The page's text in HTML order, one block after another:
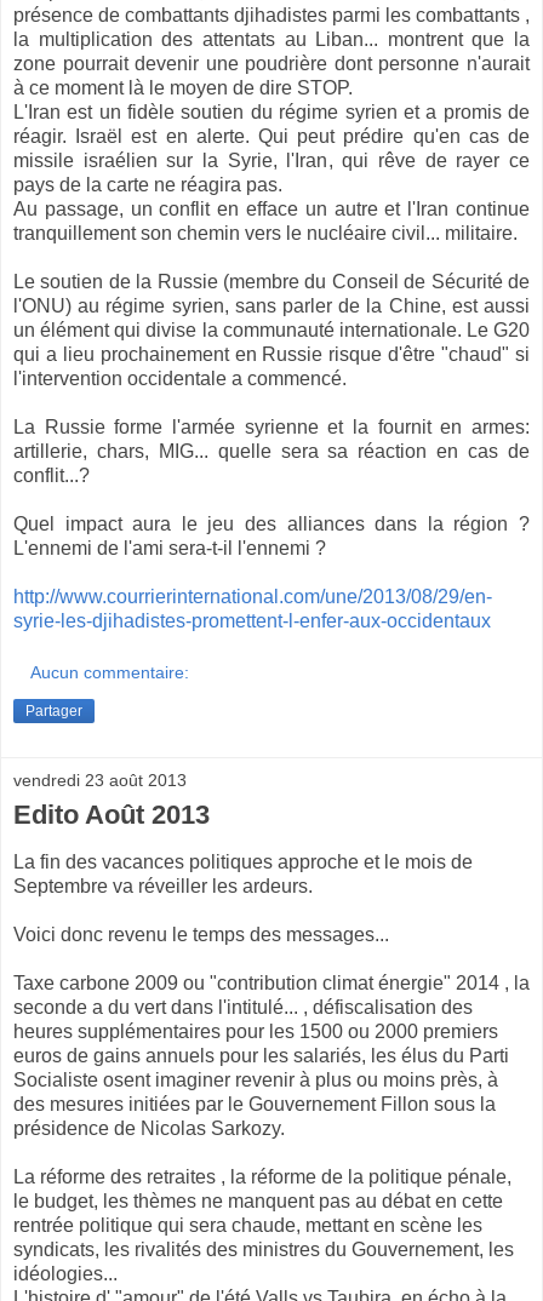
présence de combattants djihadistes parmi les combattants ,
la multiplication des attentats au Liban... montrent que la
zone pourrait devenir une poudrière dont personne n'aurait
à ce moment là le moyen de dire STOP.
L'Iran est un fidèle soutien du régime syrien et a promis de
réagir. Israël est en alerte. Qui peut prédire qu'en cas de
missile israélien sur la Syrie, l'Iran, qui rêve de rayer ce
pays de la carte ne réagira pas.
Au passage, un conflit en efface un autre et l'Iran continue
tranquillement son chemin vers le nucléaire civil... militaire.
Le soutien de la Russie (membre du Conseil de Sécurité de
l'ONU) au régime syrien, sans parler de la Chine, est aussi
un élément qui divise la communauté internationale. Le G20
qui a lieu prochainement en Russie risque d'être "chaud" si
l'intervention occidentale a commencé.
La Russie forme l'armée syrienne et la fournit en armes:
artillerie, chars, MIG... quelle sera sa réaction en cas de
conflit...?
Quel impact aura le jeu des alliances dans la région ?
L'ennemi de l'ami sera-t-il l'ennemi ?
http://www.courrierinternational.com/une/2013/08/29/en-
syrie-les-djihadistes-promettent-l-enfer-aux-occidentaux
Aucun commentaire:
Partager
vendredi 23 août 2013
Edito Août 2013
La fin des vacances politiques approche et le mois de
Septembre va réveiller les ardeurs.
Voici donc revenu le temps des messages...
Taxe carbone 2009 ou "contribution climat énergie" 2014 , la
seconde a du vert dans l'intitulé... , défiscalisation des
heures supplémentaires pour les 1500 ou 2000 premiers
euros de gains annuels pour les salariés, les élus du Parti
Socialiste osent imaginer revenir à plus ou moins près, à
des mesures initiées par le Gouvernement Fillon sous la
présidence de Nicolas Sarkozy.
La réforme des retraites , la réforme de la politique pénale,
le budget, les thèmes ne manquent pas au débat en cette
rentrée politique qui sera chaude, mettant en scène les
syndicats, les rivalités des ministres du Gouvernement, les
idéologies...